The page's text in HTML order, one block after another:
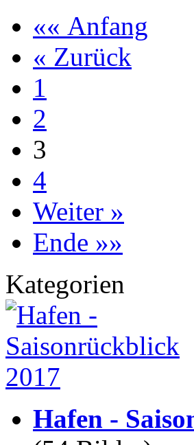
«« Anfang
« Zurück
1
2
3
4
Weiter »
Ende »»
Kategorien
Hafen -